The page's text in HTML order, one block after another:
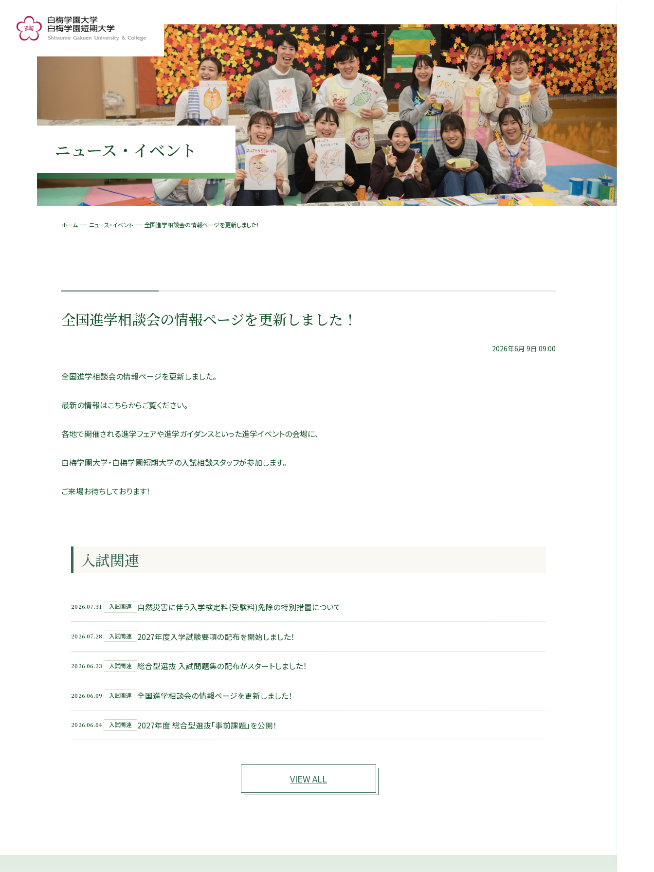
ニュース・イベント
ホーム ニュース・イベント 全国進学相談会の情報ページを更新しました！
全国進学相談会の情報ページを更新しました！
2026年6月 9日 09:00
全国進学相談会の情報ページを更新しました。
最新の情報はこちらからご覧ください。
各地で開催される進学フェアや進学ガイダンスといった進学イベントの会場に、
白梅学園大学・白梅学園短期大学の入試相談スタッフが参加します。
ご来場お待ちしております！
入試関連
2026.07.31 入試関連 自然災害に伴う入学検定料(受験料)免除の特別措置について
2026.07.28 入試関連 2027年度入学試験要項の配布を開始しました！
2026.06.23 入試関連 総合型選抜 入試問題集の配布がスタートしました！
2026.06.09 入試関連 全国進学相談会の情報ページを更新しました！
2026.06.04 入試関連 2027年度 総合型選抜「事前課題」を公開！
VIEW ALL